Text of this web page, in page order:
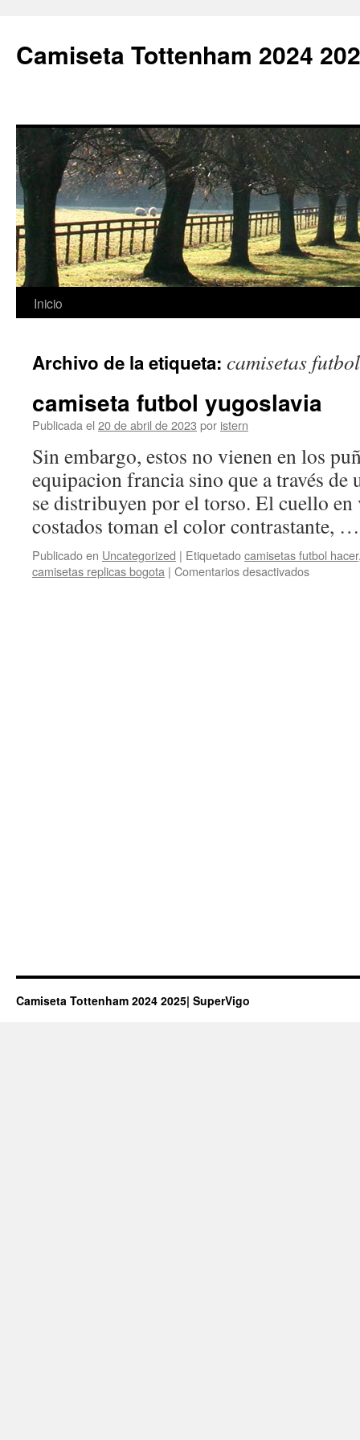
Camiseta Tottenham 2024
Saltar
contenido
Inicio
Archivo de la etiqueta: camisetas
camiseta futbol yugoslavia
Publicada el 20 de abril de 2023 por istern
Sin embargo, estos no vienen en los
equipacion francia sino que a través de
se distribuyen por el torso. El cuello
costados toman el color contrastante,
Publicado en Uncategorized | Etiquetadocamisetas futbol hacer
camisetas replicas bogota | Comentarios desactivadosen
Camiseta Tottenham 2024 2025| SuperVigo